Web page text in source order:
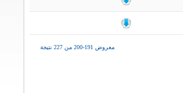
معروض 191-200 من 227 نتيجة